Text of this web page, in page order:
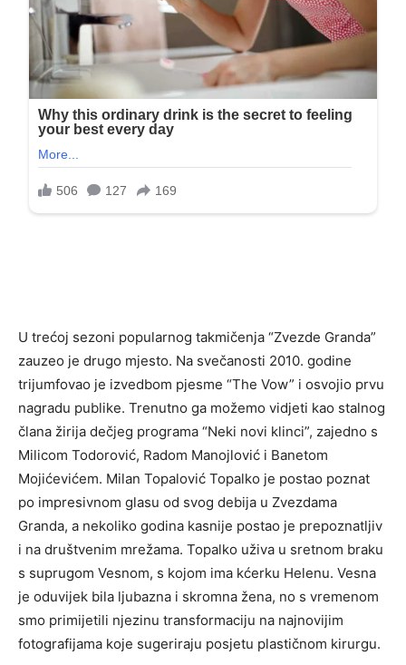
U trećoj sezoni popularnog takmičenja “Zvezde Granda”
zauzeo je drugo mjesto. Na svečanosti 2010. godine
trijumfovao je izvedbom pjesme “The Vow” i osvojio prvu
nagradu publike. Trenutno ga možemo vidjeti kao stalnog
člana žirija dečjeg programa “Neki novi klinci”, zajedno s
Milicom Todorović, Radom Manojlović i Banetom
Mojićevićem. Milan Topalović Topalko je postao poznat
po impresivnom glasu od svog debija u Zvezdama
Granda, a nekoliko godina kasnije postao je prepoznatljiv
i na društvenim mrežama. Topalko uživa u sretnom braku
s suprugom Vesnom, s kojom ima kćerku Helenu. Vesna
je oduvijek bila ljubazna i skromna žena, no s vremenom
smo primijetili njezinu transformaciju na najnovijim
fotografijama koje sugeriraju posjetu plastičnom kirurgu.